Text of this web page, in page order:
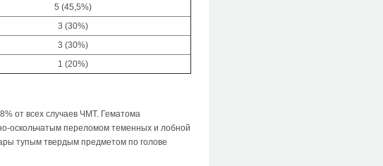
5 (45,5%)
3 (30%)
3 (30%)
1 (20%)
от всех случаев ЧМТ. Гематома
оскольчатым переломом теменных и лобной
тупым твердым предметом по голове